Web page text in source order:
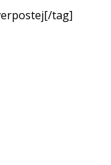
tag]